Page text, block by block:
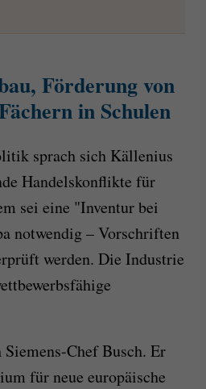
Förderung von
in Schulen
sprach sich Källenius
Handelskonflikte für
sei eine "Inventur bei
notwendig – Vorschriften
werden. Die Industrie
Chef Busch. Er
für neue europäische